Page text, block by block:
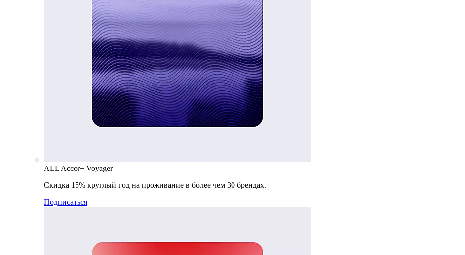
ALL Accor+ Voyager
Скидка 15% круглый год на проживание в более чем 30 брендах.
Подписаться